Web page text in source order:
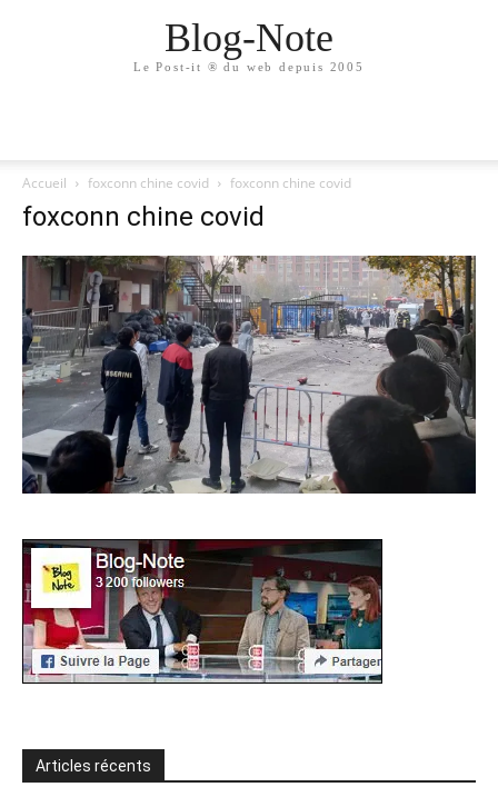
Blog-Note
Le Post-it ® du web depuis 2005
Accueil foxconn chine covid foxconn chine covid
foxconn chine covid
Articles récents